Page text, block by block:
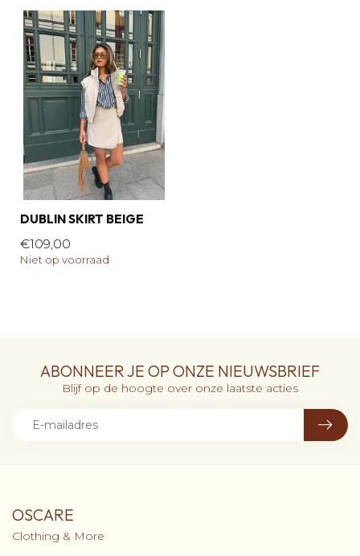
DUBLIN SKIRT BEIGE
€109,00
Niet op voorraad
ABONNEER JE OP ONZE NIEUWSBRIEF
Blijf op de hoogte over onze laatste acties
OSCARE
Clothing & More